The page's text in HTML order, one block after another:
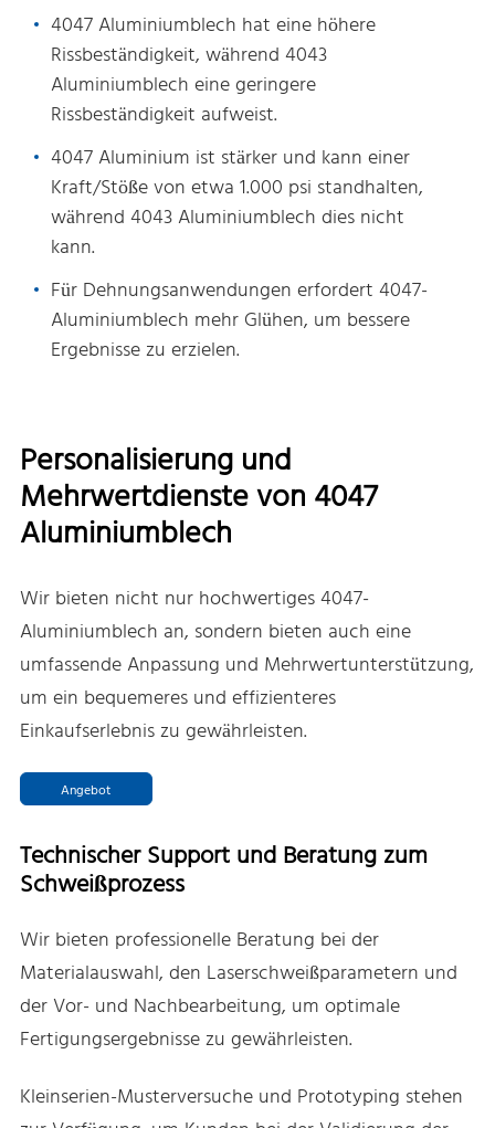
4047 Aluminiumblech hat eine höhere
Rissbeständigkeit, während 4043
Aluminiumblech eine geringere
Rissbeständigkeit aufweist.
4047 Aluminium ist stärker und kann einer
Kraft/Stöße von etwa 1.000 psi standhalten,
während 4043 Aluminiumblech dies nicht
kann.
Für Dehnungsanwendungen erfordert 4047-
Aluminiumblech mehr Glühen, um bessere
Ergebnisse zu erzielen.
Personalisierung und
Mehrwertdienste von 4047
Aluminiumblech
Wir bieten nicht nur hochwertiges 4047-
Aluminiumblech an, sondern bieten auch eine
umfassende Anpassung und Mehrwertunterstützung,
um ein bequemeres und effizienteres
Einkaufserlebnis zu gewährleisten.
Angebot
Technischer Support und Beratung zum
Schweißprozess
Wir bieten professionelle Beratung bei der
Materialauswahl, den Laserschweißparametern und
der Vor- und Nachbearbeitung, um optimale
Fertigungsergebnisse zu gewährleisten.
Kleinserien-Musterversuche und Prototyping stehen